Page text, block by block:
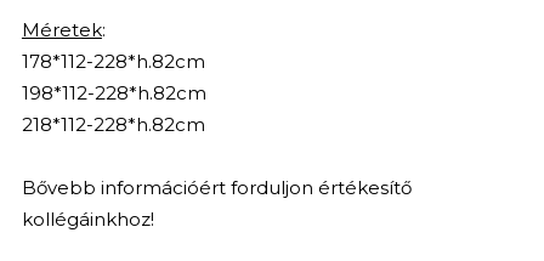
Méretek:
178*112-228*h.82cm
198*112-228*h.82cm
218*112-228*h.82cm
Bővebb információért forduljon értékesítő
kollégáinkhoz!